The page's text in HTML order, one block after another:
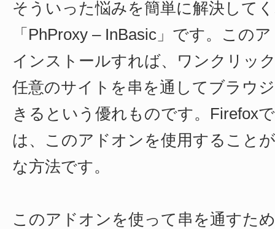
そういった悩みを簡単に解決して
「PhProxy – InBasic」です。この
インストールすれば、ワンクリッ
任意のサイトを串を通してブラウ
きるという優れものです。Firefox
は、このアドオンを使用すること
な方法です。
このアドオンを使って串を通すた